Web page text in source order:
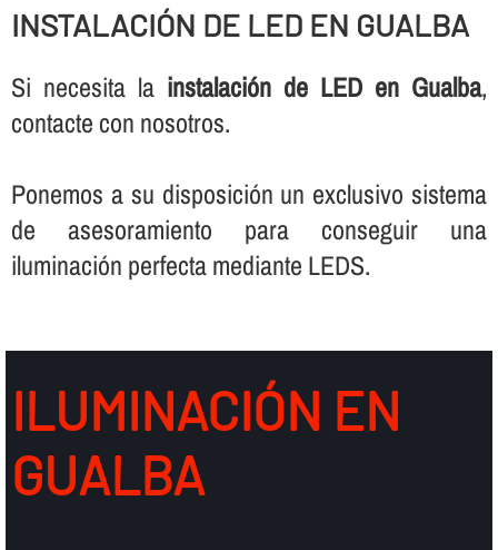
INSTALACIÓN DE LED EN GUALBA
Si necesita la instalación de LED en Gualba,
contacte con nosotros.
Ponemos a su disposición un exclusivo sistema
de asesoramiento para conseguir una
iluminación perfecta mediante LEDS.
ILUMINACIÓN EN
GUALBA